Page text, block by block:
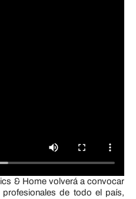
& Home volverá a convocar
de todo el país,